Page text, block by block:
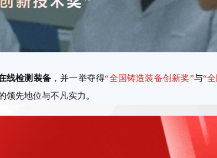
线检测装备，并一举夺得“全国铸造装备创新奖”与“
先地位与不凡实力。